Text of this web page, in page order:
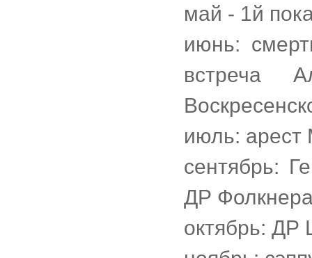
май - 1й
июнь:
встреча
июль: арест
сентябрь:
ДР
октябрь: ДР